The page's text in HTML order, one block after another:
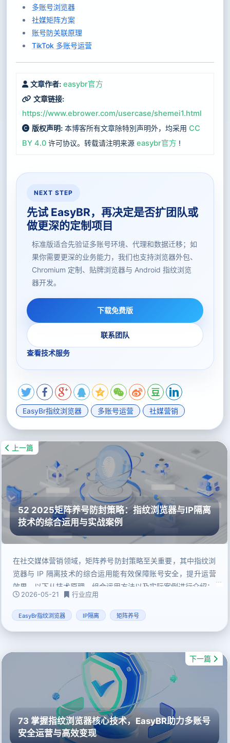
多账号浏览器
社媒矩阵方案
账号防关联原理
TikTok 多账号运营
文章作者: easybr官方
文章链接:
https://www.ebrower.com/usercase/shemei1.html
版权声明: 本博客所有文章除特別声明外，均采用CC
BY 4.0 许可协议。转载请注明来源easybr官方 !
NEXT STEP
先试 EasyBR，再决定是否扩团队或
做更深的定制项目
标准版适合先验证多账号环境、代理和数据迁移；如
果你需要更深的业务能力，我们也支持浏览器外包、
Chromium 定制、贴牌浏览器与 Android 指纹浏览
器开发。
下载免费版
联系团队
查看技术服务
EasyBr指纹浏览器 多账号运营 社媒营销
上一篇
52 2025矩阵养号防封策略：指纹浏览器与IP隔离
技术的综合运用与实战案例
在社交媒体营销领域，矩阵养号防封策略至关重要，其中指纹浏
览器与 IP 隔离技术的综合运用能有效保障账号安全，提升运营
效果。以下从技术原理、组合运用方法以及实际案例进行介绍：
2026-05-21 行业应用
EasyBr指纹浏览器 IP隔离 矩阵养号
下一篇
73 掌握指纹浏览器核心技术，EasyBR助力多账号
安全运营与高效变现